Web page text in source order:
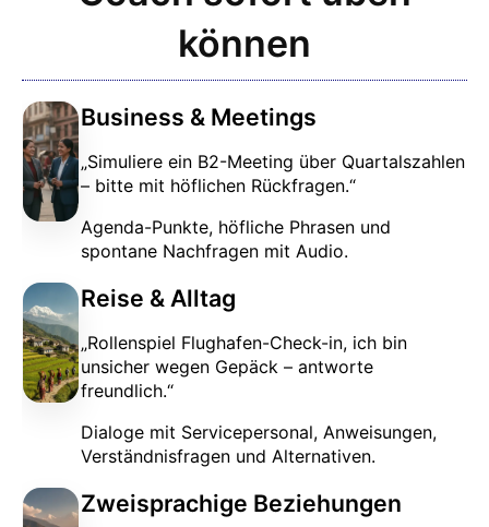
können
Business & Meetings
„Simuliere ein B2-Meeting über Quartalszahlen
– bitte mit höflichen Rückfragen.“
Agenda-Punkte, höfliche Phrasen und
spontane Nachfragen mit Audio.
Reise & Alltag
„Rollenspiel Flughafen-Check-in, ich bin
unsicher wegen Gepäck – antworte
freundlich.“
Dialoge mit Servicepersonal, Anweisungen,
Verständnisfragen und Alternativen.
Zweisprachige Beziehungen